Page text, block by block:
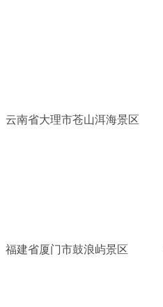
云南省大理市苍山洱海景区
福建省厦门市鼓浪屿景区